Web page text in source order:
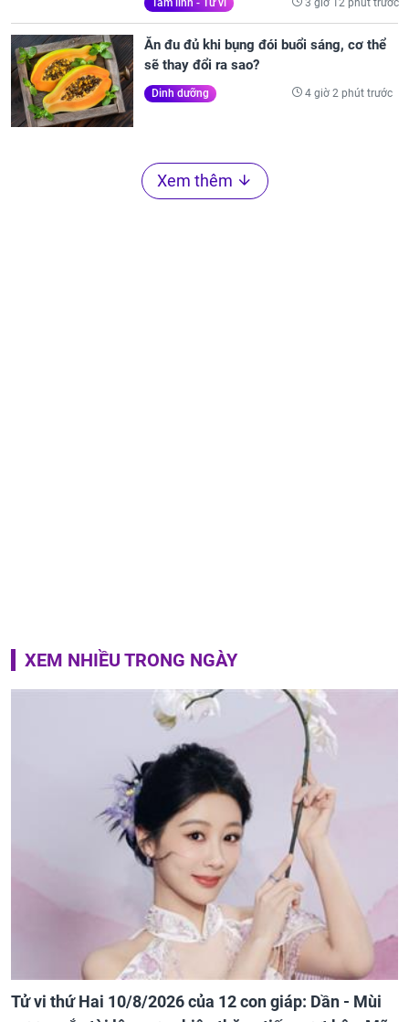
Tâm linh - Tử vi 3 giờ 12 phút trước
Ăn đu đủ khi bụng đói buổi sáng, cơ thể
sẽ thay đổi ra sao?
Dinh dưỡng 4 giờ 2 phút trước
Xem thêm
XEM NHIỀU TRONG NGÀY
Tử vi thứ Hai 10/8/2026 của 12 con giáp: Dần - Mùi